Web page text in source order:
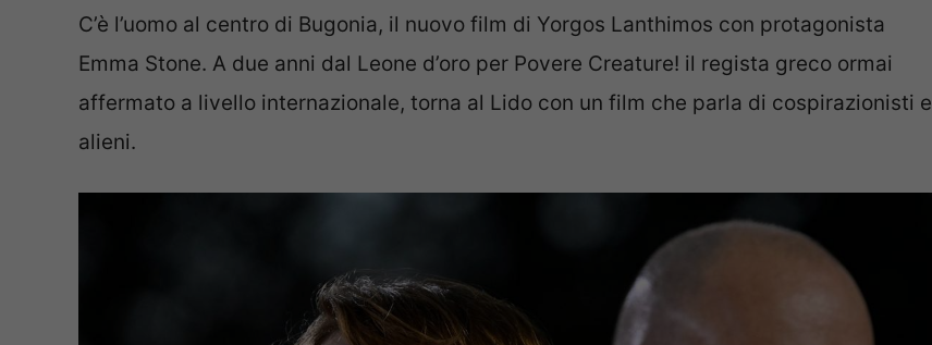
C’è l’uomo al centro di Bugonia, il nuovo film di Yorgos Lanthimos con protagonista
Emma Stone. A due anni dal Leone d’oro per Povere Creature! il regista greco ormai
affermato a livello internazionale, torna al Lido con un film che parla di cospirazionisti e
alieni.